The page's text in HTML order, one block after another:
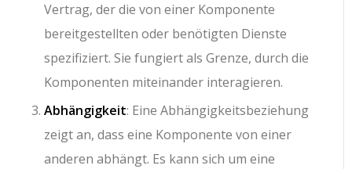
Vertrag, der die von einer Komponente
bereitgestellten oder benötigten Dienste
spezifiziert. Sie fungiert als Grenze, durch die
Komponenten miteinander interagieren.
Abhängigkeit: Eine Abhängigkeitsbeziehung
zeigt an, dass eine Komponente von einer
anderen abhängt. Es kann sich um eine